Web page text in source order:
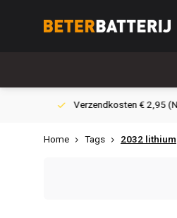
Verzendkosten € 2,95 (NL)
Home Tags 2032 lithium